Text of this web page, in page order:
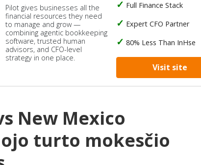
Pilot gives businesses all the
financial resources they need
to manage and grow —
combining agentic bookkeeping
software, trusted human
advisors, and CFO-level
strategy in one place.
Full Finance Stack
Expert CFO Partner
80% Less Than InHse
Visit site
New Mexico
turto mokesčio